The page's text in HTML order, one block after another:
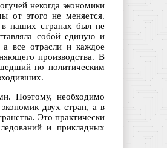
некогда экономики
от этого не меняется.
в наших странах был не
собой единую и
все отрасли и каждое
производства. В
по политическим
Поэтому, необходимо
двух стран, а в
Это практически
и прикладных